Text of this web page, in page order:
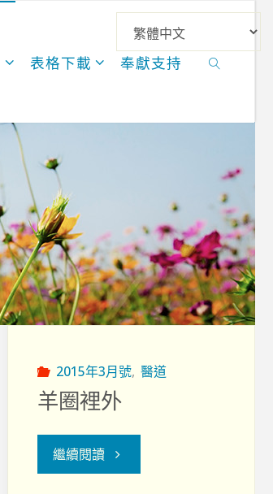
表格下載 奉獻支持
SEARCH
2015年3月號, 醫道
羊圈裡外
繼續閱讀"羊